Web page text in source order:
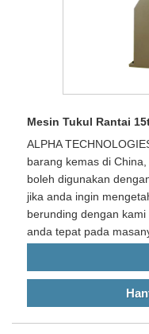
Mesin Tukul Rantai
ALPHA
barang kemas di
boleh digunakan
jika anda ingin
berunding dengan
anda tepat pada